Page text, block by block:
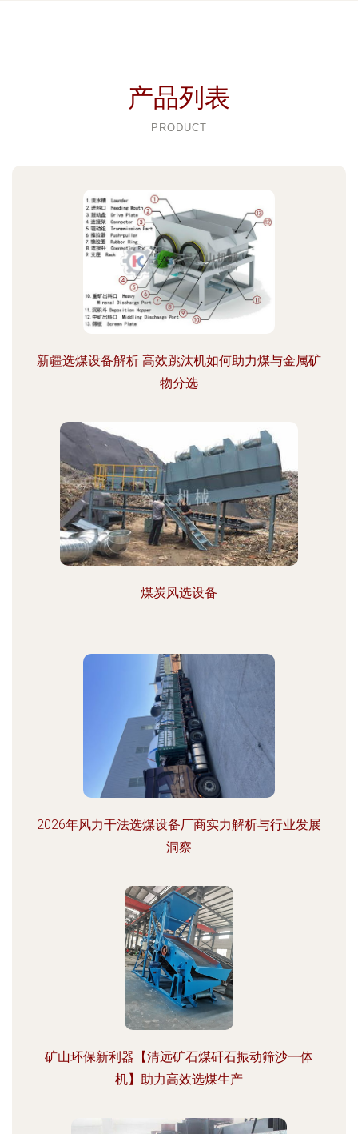
产品列表
PRODUCT
新疆选煤设备解析 高效跳汰机如何助力煤与金属矿
物分选
煤炭风选设备
2026年风力干法选煤设备厂商实力解析与行业发展
洞察
矿山环保新利器【清远矿石煤矸石振动筛沙一体
机】助力高效选煤生产